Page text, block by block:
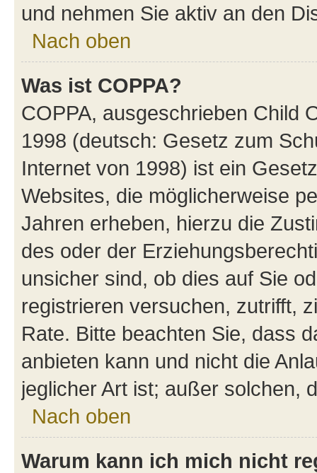
und nehmen Sie aktiv an den
Nach oben
Was ist COPPA?
COPPA, ausgeschrieben Child
1998 (deutsch: Gesetz zum
Internet von 1998) ist ein
Websites, die möglicherweise
Jahren erheben, hierzu die
des oder der
unsicher sind, ob dies auf Sie
registrieren versuchen, zutrifft,
Rate. Bitte beachten Sie, dass
anbieten kann und nicht die
jeglicher Art ist; außer solchen,
Nach oben
Warum kann ich mich nicht